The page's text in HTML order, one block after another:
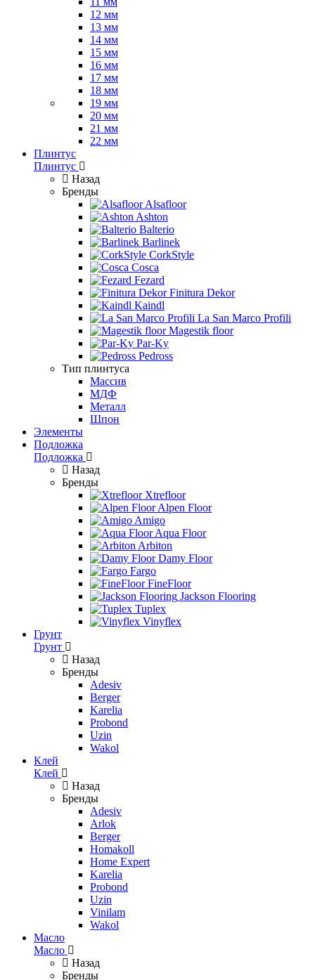
12 мм
13 мм
14 мм
15 мм
16 мм
17 мм
18 мм
19 мм
20 мм
21 мм
22 мм
Плинтус
Плинтус
Назад
Бренды
Alsafloor
Ashton
Balterio
Barlinek
CorkStyle
Cosca
Fezard
Finitura Dekor
Kaindl
La San Marco Profili
Magestik floor
Par-Ky
Pedross
Тип плинтуса
Массив
МДФ
Металл
Шпон
Элементы
Подложка
Подложка
Назад
Бренды
Xtrefloor
Alpen Floor
Amigo
Aqua Floor
Arbiton
Damy Floor
Fargo
FineFloor
Jackson Flooring
Tuplex
Vinyflex
Грунт
Грунт
Назад
Бренды
Adesiv
Berger
Karelia
Probond
Uzin
Wakol
Клей
Клей
Назад
Бренды
Adesiv
Arlok
Berger
Homakoll
Home Expert
Karelia
Probond
Uzin
Vinilam
Wakol
Масло
Масло
Назад
Бренды